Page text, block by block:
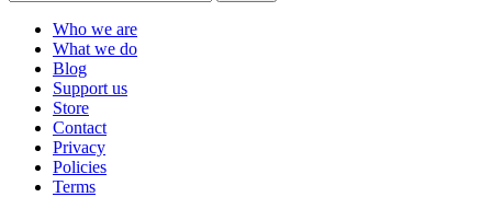
Who we are
What we do
Blog
Support us
Store
Contact
Privacy
Policies
Terms